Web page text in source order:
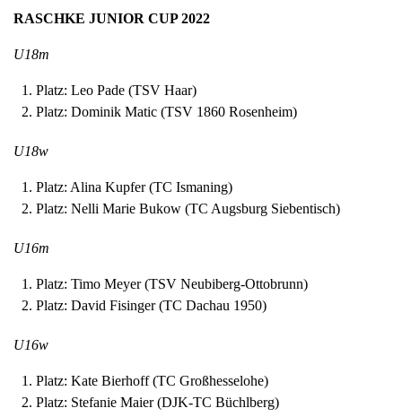
RASCHKE JUNIOR CUP 2022
U18m
Platz: Leo Pade (TSV Haar)
Platz: Dominik Matic (TSV 1860 Rosenheim)
U18w
Platz: Alina Kupfer (TC Ismaning)
Platz: Nelli Marie Bukow (TC Augsburg Siebentisch)
U16m
Platz: Timo Meyer (TSV Neubiberg-Ottobrunn)
Platz: David Fisinger (TC Dachau 1950)
U16w
Platz: Kate Bierhoff (TC Großhesselohe)
Platz: Stefanie Maier (DJK-TC Büchlberg)